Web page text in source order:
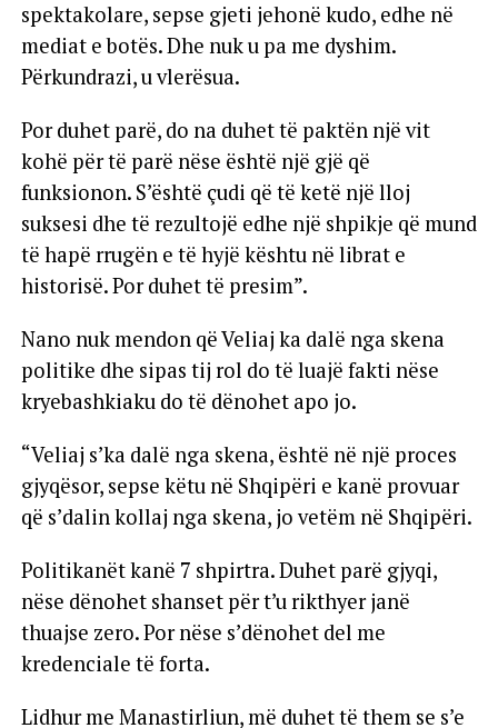
spektakolare, sepse gjeti jehonë kudo, edhe në
mediat e botës. Dhe nuk u pa me dyshim.
Përkundrazi, u vlerësua.
Por duhet parë, do na duhet të paktën një vit
kohë për të parë nëse është një gjë që
funksionon. S’është çudi që të ketë një lloj
suksesi dhe të rezultojë edhe një shpikje që mund
të hapë rrugën e të hyjë kështu në librat e
historisë. Por duhet të presim”.
Nano nuk mendon që Veliaj ka dalë nga skena
politike dhe sipas tij rol do të luajë fakti nëse
kryebashkiaku do të dënohet apo jo.
“Veliaj s’ka dalë nga skena, është në një proces
gjyqësor, sepse këtu në Shqipëri e kanë provuar
që s’dalin kollaj nga skena, jo vetëm në Shqipëri.
Politikanët kanë 7 shpirtra. Duhet parë gjyqi,
nëse dënohet shanset për t’u rikthyer janë
thuajse zero. Por nëse s’dënohet del me
kredenciale të forta.
Lidhur me Manastirliun, më duhet të them se s’e